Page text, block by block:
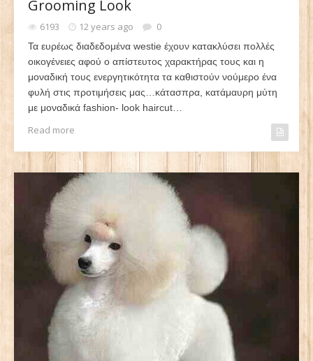
Grooming Look
6193 12 years ago 0
Τα ευρέως διαδεδομένα westie έχουν κατακλύσει πολλές
οικογένειες αφού ο απίστευτος χαρακτήρας τους και η
μοναδική τους ενεργητικότητα τα καθιστούν νούμερο ένα
φυλή στις προτιμήσεις μας…κάτασπρα, κατάμαυρη μύτη
με μοναδικά fashion- look haircut…
Read more